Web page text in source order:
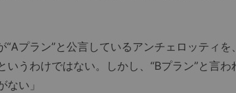
プラン”と公言しているアンチェロッティ
いうわけではない。しかし、“Bプラン”と言
ない」